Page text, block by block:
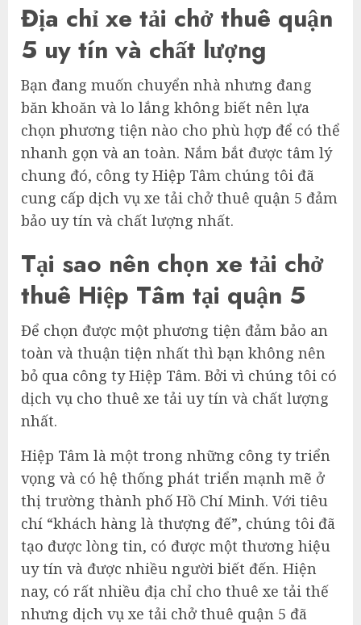
Địa chỉ xe tải chở thuê quận
5 uy tín và chất lượng
Bạn đang muốn chuyển nhà nhưng đang
băn khoăn và lo lắng không biết nên lựa
chọn phương tiện nào cho phù hợp để có thể
nhanh gọn và an toàn. Nắm bắt được tâm lý
chung đó, công ty Hiệp Tâm chúng tôi đã
cung cấp dịch vụ xe tải chở thuê quận 5 đảm
bảo uy tín và chất lượng nhất.
Tại sao nên chọn xe tải chở
thuê Hiệp Tâm tại quận 5
Để chọn được một phương tiện đảm bảo an
toàn và thuận tiện nhất thì bạn không nên
bỏ qua công ty Hiệp Tâm. Bởi vì chúng tôi có
dịch vụ cho thuê xe tải uy tín và chất lượng
nhất.
Hiệp Tâm là một trong những công ty triển
vọng và có hệ thống phát triển mạnh mẽ ở
thị trường thành phố Hồ Chí Minh. Với tiêu
chí “khách hàng là thượng đế”, chúng tôi đã
tạo được lòng tin, có được một thương hiệu
uy tín và được nhiều người biết đến. Hiện
nay, có rất nhiều địa chỉ cho thuê xe tải thế
nhưng dịch vụ xe tải chở thuê quận 5 đã